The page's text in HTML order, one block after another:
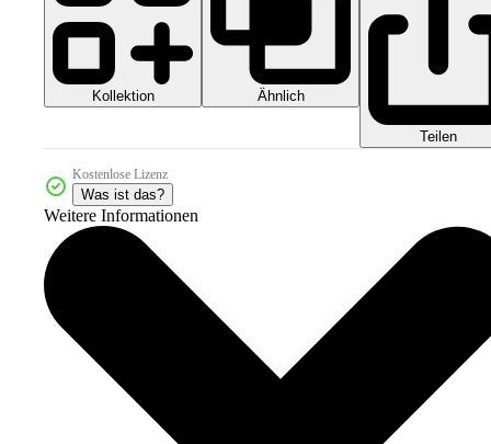
Kollektion Ähnlich
Teilen
Kostenlose Lizenz
Was ist das?
Weitere Informationen